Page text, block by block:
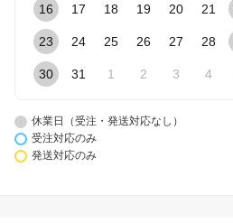
16 17 18 19 20 21
23 24 25 26 27 28
30 31 1 2 3 4
休業日（受注・発送対応なし）
受注対応のみ
発送対応のみ